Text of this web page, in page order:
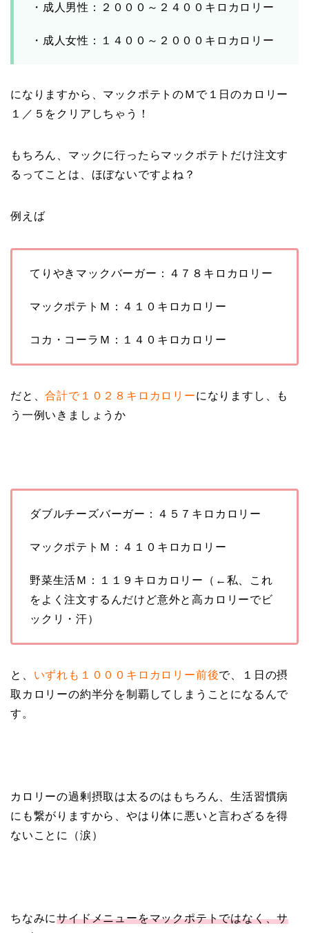
・成人男性：２０００～２４００キロカロリー
・成人女性：１４００～２０００キロカロリー
になりますから、マックポテトのＭで１日のカロリー
１／５をクリアしちゃう！
もちろん、マックに行ったらマックポテトだけ注文す
るってことは、ほぼないですよね？
例えば
てりやきマックバーガー：４７８キロカロリー
マックポテトＭ：４１０キロカロリー
コカ・コーラＭ：１４０キロカロリー
だと、合計で１０２８キロカロリーになりますし、も
う一例いきましょうか
ダブルチーズバーガー：４５７キロカロリー
マックポテトＭ：４１０キロカロリー
野菜生活Ｍ：１１９キロカロリー（←私、これ
をよく注文するんだけど意外と高カロリーでビ
ックリ・汗）
と、 いずれも１０００キロカロリー前後で、１日の摂
取カロリーの約半分を制覇してしまうことになるんで
す。
カロリーの過剰摂取は太るのはもちろん、生活習慣病
にも繋がりますから、やはり体に悪いと言わざるを得
ないことに（涙）
ちなみにサイドメニューをマックポテトではなく、サ